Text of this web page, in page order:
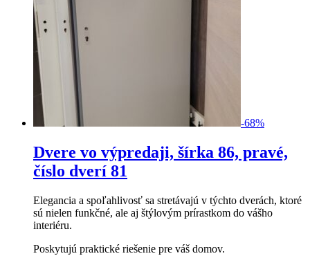
-68%
Dvere vo výpredaji, šírka 86, pravé,
číslo dverí 81
Elegancia a spoľahlivosť sa stretávajú v týchto dverách, ktoré
sú nielen funkčné, ale aj štýlovým prírastkom do vášho
interiéru.
Poskytujú praktické riešenie pre váš domov.